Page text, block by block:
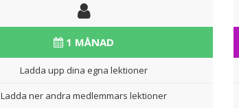
1 MÅNAD
Ladda upp dina egna lektioner
Ladda ner andra medlemmars lektioner